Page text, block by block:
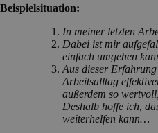
Beispielsituation:
In meiner letzten
Dabei ist mir
einfach umgehen
Aus dieser
Arbeitsalltag
außerdem so
Deshalb hoffe ich,
weiterhelfen kann…